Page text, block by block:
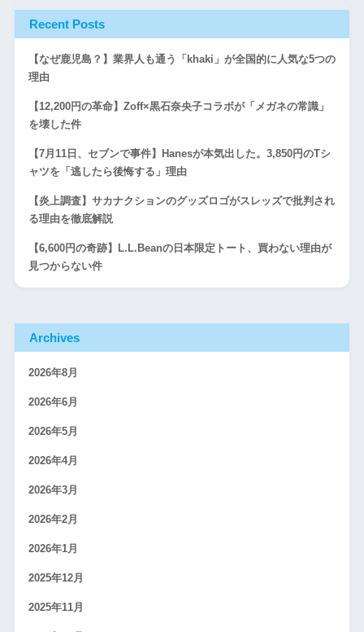
Recent Posts
【なぜ鹿児島？】業界人も通う「khaki」が全国的に人気な5つの
理由
【12,200円の革命】Zoff×黒石奈央子コラボが「メガネの常識」
を壊した件
【7月11日、セブンで事件】Hanesが本気出した。3,850円のTシ
ャツを「逃したら後悔する」理由
【炎上調査】サカナクションのグッズロゴがスレッズで批判され
る理由を徹底解説
【6,600円の奇跡】L.L.Beanの日本限定トート、買わない理由が
見つからない件
Archives
2026年8月
2026年6月
2026年5月
2026年4月
2026年3月
2026年2月
2026年1月
2025年12月
2025年11月